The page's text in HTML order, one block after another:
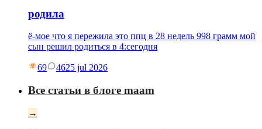
родила
ё-мое что я пережила это ппц в 28 недель 998 грамм мой
сын решил родиться в 4:сегодня
69 4625 jul 2026
Все статьи в блоге maam
→